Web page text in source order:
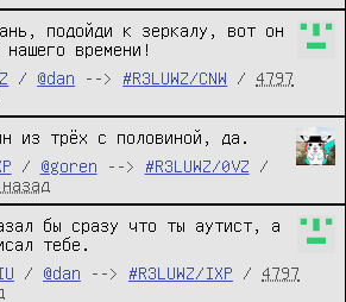
подойди к зеркалу, вот он
нашего времени!
/ @dan --> #R3LUWZ/CNW / 4797
из трёх с половиной, да.
/ @goren --> #R3LUWZ/0VZ /
бы сразу что ты аутист, а
тебе.
/ @dan --> #R3LUWZ/IXP / 4797